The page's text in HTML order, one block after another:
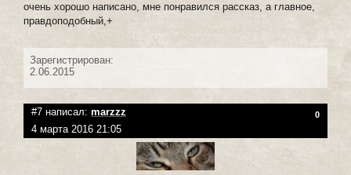
очень хорошо написано, мне понравился рассказ, а главное,
правдоподобный,+
Зарегистрирован:
2.06.2015
#7 написал: marzzz 0
4 марта 2016 21:05